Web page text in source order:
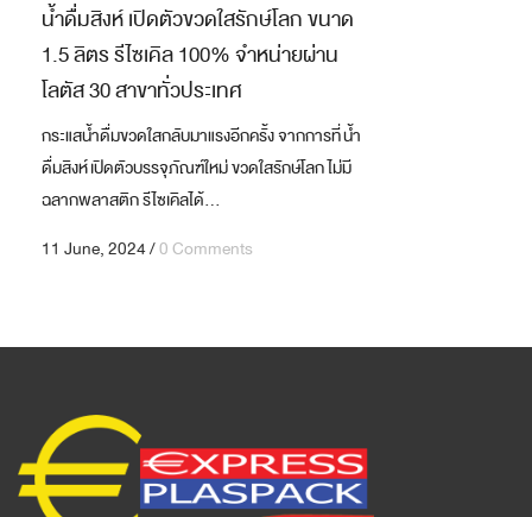
น้ำดื่มสิงห์ เปิดตัวขวดใสรักษ์โลก ขนาด
1.5 ลิตร รีไซเคิล 100% จำหน่ายผ่าน
โลตัส 30 สาขาทั่วประเทศ
กระแสน้ำดื่มขวดใสกลับมาแรงอีกครั้ง จากการที่ น้ำ
ดื่มสิงห์ เปิดตัวบรรจุภัณฑ์ใหม่ ขวดใสรักษ์โลก ไม่มี
ฉลากพลาสติก รีไซเคิลได้...
11 June, 2024/0 Comments